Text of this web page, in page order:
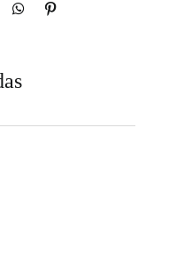
WhatsAppPinterest